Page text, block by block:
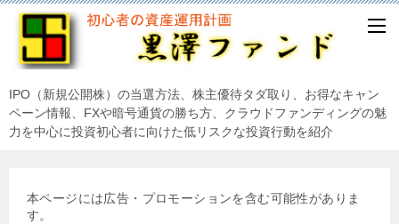
IPO（新規公開株）の当選方法、株主優待タダ取り、お得なキャン
ペーン情報、FXや暗号通貨の勝ち方、クラウドファンディングの魅
力を中心に投資初心者に向けた低リスクな投資行動を紹介
本ページには広告・プロモーションを含む可能性がありま
す。